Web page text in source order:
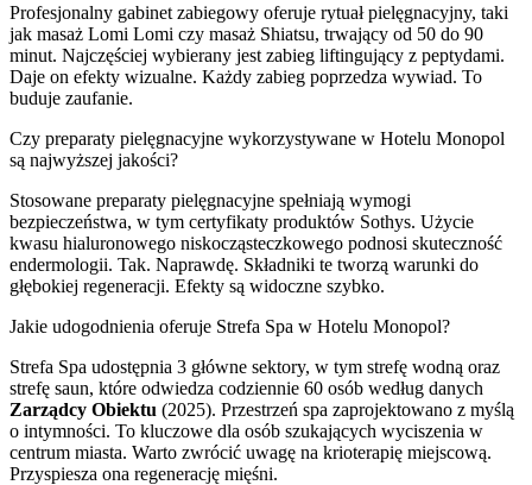
Profesjonalny gabinet zabiegowy oferuje rytuał pielęgnacyjny, taki
jak masaż Lomi Lomi czy masaż Shiatsu, trwający od 50 do 90
minut. Najczęściej wybierany jest zabieg liftingujący z peptydami.
Daje on efekty wizualne. Każdy zabieg poprzedza wywiad. To
buduje zaufanie.
Czy preparaty pielęgnacyjne wykorzystywane w Hotelu Monopol
są najwyższej jakości?
Stosowane preparaty pielęgnacyjne spełniają wymogi
bezpieczeństwa, w tym certyfikaty produktów Sothys. Użycie
kwasu hialuronowego niskocząsteczkowego podnosi skuteczność
endermologii. Tak. Naprawdę. Składniki te tworzą warunki do
głębokiej regeneracji. Efekty są widoczne szybko.
Jakie udogodnienia oferuje Strefa Spa w Hotelu Monopol?
Strefa Spa udostępnia 3 główne sektory, w tym strefę wodną oraz
strefę saun, które odwiedza codziennie 60 osób według danych
Zarządcy Obiektu (2025). Przestrzeń spa zaprojektowano z myślą
o intymności. To kluczowe dla osób szukających wyciszenia w
centrum miasta. Warto zwrócić uwagę na krioterapię miejscową.
Przyspiesza ona regenerację mięśni.